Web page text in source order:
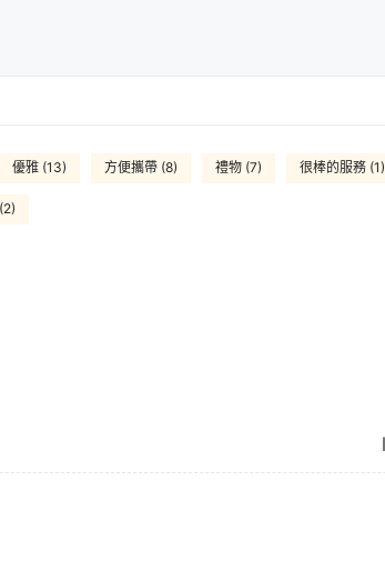
優雅 (13) 方便攜帶 (8) 禮物 (7) 很棒的服務 (1)